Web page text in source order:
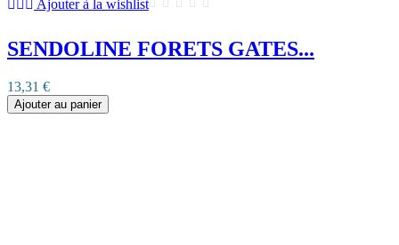
Ajouter à la wishlist
SENDOLINE FORETS GATES...
13,31 €
Ajouter au panier